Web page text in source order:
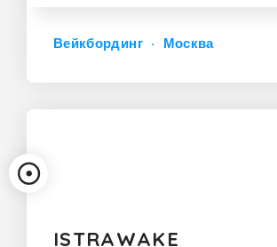
Вейкбординг Москва
ISTRAWAKE